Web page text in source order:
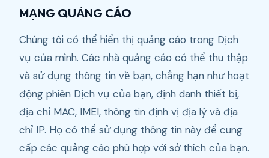
MẠNG QUẢNG CÁO
Chúng tôi có thể hiển thị quảng cáo trong Dịch
vụ của mình. Các nhà quảng cáo có thể thu thập
và sử dụng thông tin về bạn, chẳng hạn như hoạt
động phiên Dịch vụ của bạn, định danh thiết bị,
địa chỉ MAC, IMEI, thông tin định vị địa lý và địa
chỉ IP. Họ có thể sử dụng thông tin này để cung
cấp các quảng cáo phù hợp với sở thích của bạn.